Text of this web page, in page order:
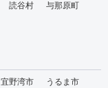
読谷村
与那原町
宜野湾市
うるま市